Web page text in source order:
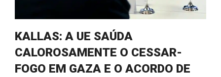
KALLAS: A UE SAÚDA
CALOROSAMENTE O CESSAR-
FOGO EM GAZA E O ACORDO DE